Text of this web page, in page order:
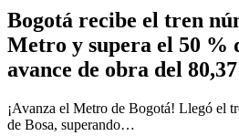
Bogotá recibe el tren
Metro y supera el 50 %
avance de obra del
¡Avanza el Metro de Bogotá! Llegó el
de Bosa, superando…